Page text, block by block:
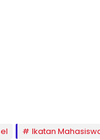
Ikatan